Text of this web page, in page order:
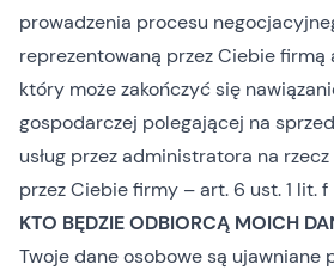
prowadzenia procesu
reprezentowaną przez Ciebie
który może zakończyć się
gospodarczej polegającej na
usług przez administratora na
przez Ciebie firmy – art. 6 ust. 1 lit. f
KTO BĘDZIE ODBIORCĄ MOICH
Twoje dane osobowe są ujawniane